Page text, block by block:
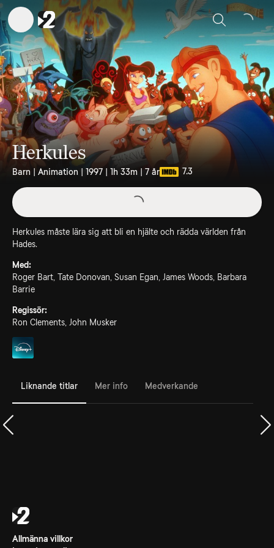
Sök
Herkules
Barn | Animation | 1997 | 1h 33m | 7 år 7.3
Herkules måste lära sig att bli en hjälte och rädda världen från
Hades.
Med:
Roger Bart, Tate Donovan, Susan Egan, James Woods, Barbara
Barrie
Regissör:
Ron Clements, John Musker
Liknande titlar Mer info Medverkande
Allmänna villkor